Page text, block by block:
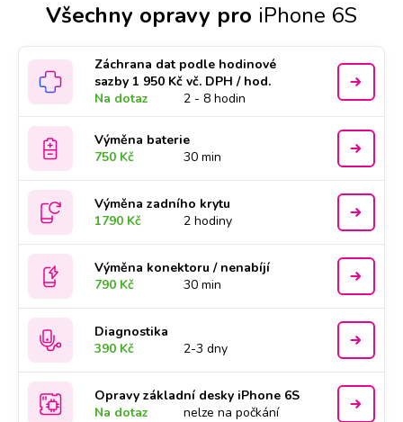
Všechny opravy pro iPhone 6S
Záchrana dat podle hodinové
sazby 1 950 Kč vč. DPH / hod.
Na dotaz
2 - 8 hodin
Výměna baterie
750 Kč
30 min
Výměna zadního krytu
1790 Kč
2 hodiny
Výměna konektoru / nenabíjí
790 Kč
30 min
Diagnostika
390 Kč
2-3 dny
Opravy základní desky iPhone 6S
Na dotaz
nelze na počkání